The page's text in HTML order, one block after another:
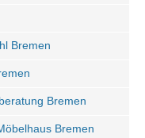
Bremen
Bremen
Bremen